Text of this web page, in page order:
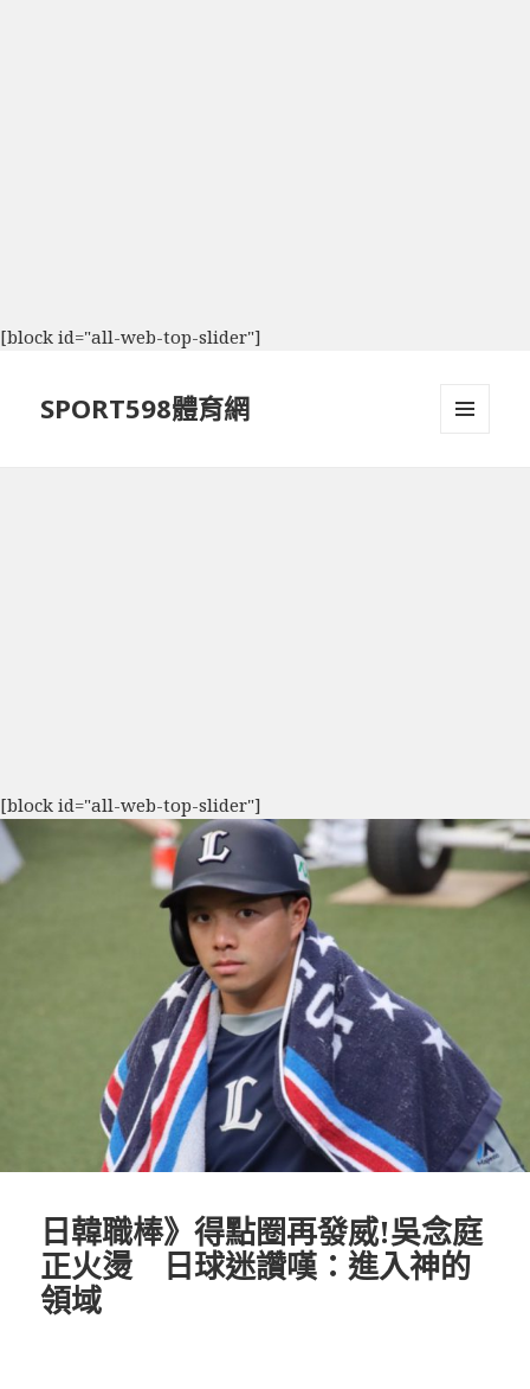
[block id="all-web-top-slider"]
SPORT598體育網
[block id="all-web-top-slider"]
日韓職棒》得點圈再發威!吳念庭
正火燙 日球迷讚嘆：進入神的
領域